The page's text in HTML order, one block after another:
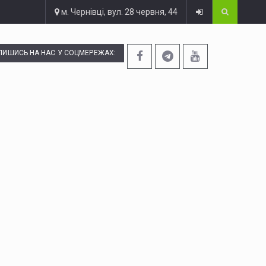
м. Чернівці, вул. 28 червня, 44
НА НАС У СОЦМЕРЕЖАХ: